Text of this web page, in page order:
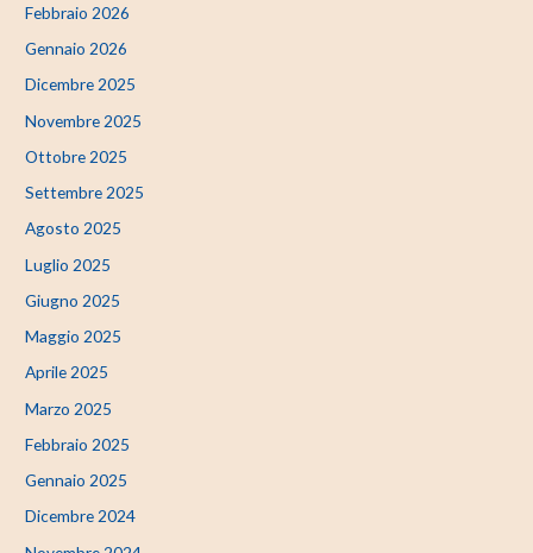
Febbraio 2026
Gennaio 2026
Dicembre 2025
Novembre 2025
Ottobre 2025
Settembre 2025
Agosto 2025
Luglio 2025
Giugno 2025
Maggio 2025
Aprile 2025
Marzo 2025
Febbraio 2025
Gennaio 2025
Dicembre 2024